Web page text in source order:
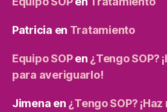
Patricia en Tratamiento
Equipo SOPen ¿Tengo SOP?
para averiguarlo!
Jimena en ¿Tengo SOP?